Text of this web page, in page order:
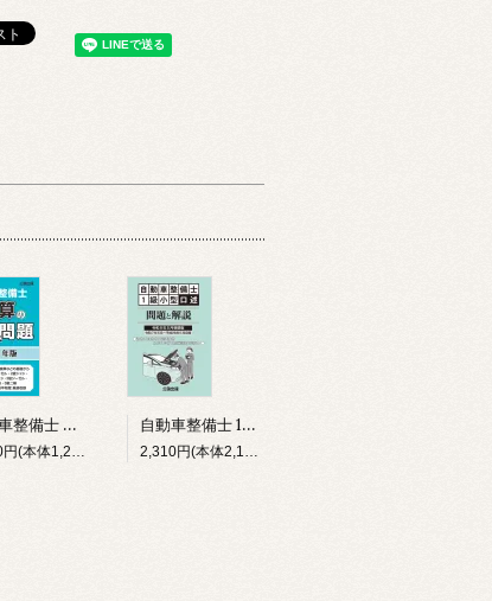
自動車整備士 計算の基礎と問題 令和８年版 自動車整備士 1級小型口述 問題と解説 令和８年５月受験版